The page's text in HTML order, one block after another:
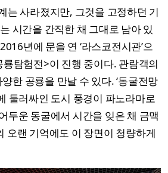
는 사라졌지만, 그것을 고정하던 기
시간을 간직한 채 그대로 남아 있
년에 문을 연 ‘라스코전시관’으
탐험전>이 진행 중이다. 관람객의
한 공룡을 만날 수 있다. ‘동굴전망
둘러싸인 도시 풍경이 파노라마로
두운 동굴에서 시간을 잊은 채 금맥
오랜 기억에도 이 장면이 청량하게